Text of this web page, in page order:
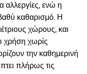
αλλεργίες, ενώ η
καθαρισμό. Η
χώρους, και
χρήση χωρίς
την καθημερινή
πλήρως τις